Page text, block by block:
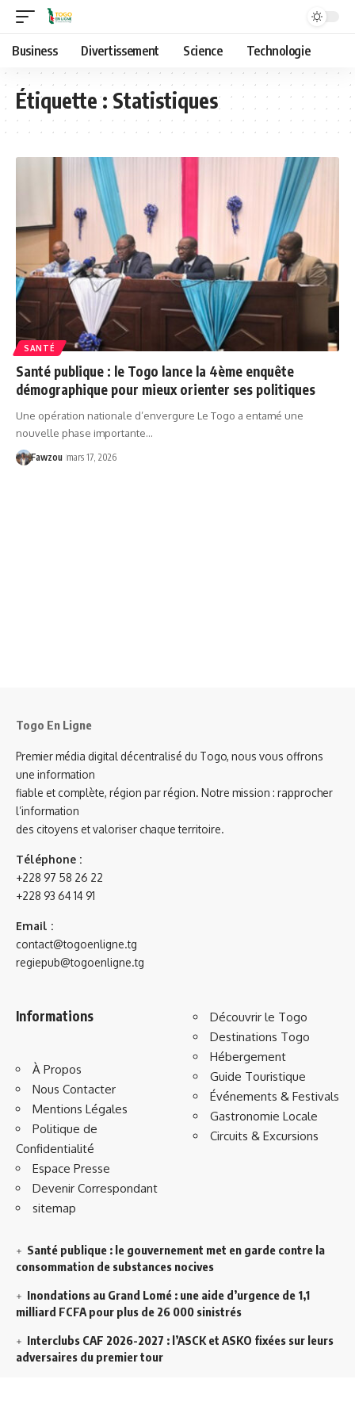
Business Divertissement Science Technologie
Étiquette :Statistiques
SANTÉ
Santé publique : le Togo lance la 4ème enquête
démographique pour mieux orienter ses politiques
Une opération nationale d’envergure Le Togo a entamé une
nouvelle phase importante…
Fawzou mars 17, 2026
Togo En Ligne
Premier média digital décentralisé du Togo, nous vous offrons
une information
fiable et complète, région par région. Notre mission : rapprocher
l’information
des citoyens et valoriser chaque territoire.
Téléphone :
+228 97 58 26 22
+228 93 64 14 91
Email :
contact@togoenligne.tg
regiepub@togoenligne.tg
Informations
À Propos
Nous Contacter
Mentions Légales
Politique de
Confidentialité
Espace Presse
Devenir Correspondant
sitemap
Découvrir le Togo
Destinations Togo
Hébergement
Guide Touristique
Événements & Festivals
Gastronomie Locale
Circuits & Excursions
Santé publique : le gouvernement met en garde contre la
consommation de substances nocives
Inondations au Grand Lomé : une aide d’urgence de 1,1
milliard FCFA pour plus de 26 000 sinistrés
Interclubs CAF 2026-2027 : l’ASCK et ASKO fixées sur leurs
adversaires du premier tour